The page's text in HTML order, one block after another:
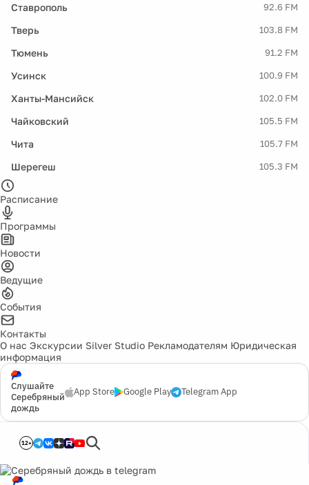
Ставрополь 92.6 FM
Тверь 103.8 FM
Тюмень 91.2 FM
Усинск 100.9 FM
Ханты-Мансийск 102.0 FM
Чайковский 105.5 FM
Чита 105.7 FM
Шерегеш 105.3 FM
Расписание
Программы
Новости
Ведущие
События
Контакты
О нас Экскурсии Silver Studio Рекламодателям Юридическая
информация
Слушайте
Серебряный
дождь
App Store Google Play Telegram App
12+